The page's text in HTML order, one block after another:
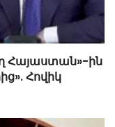
Հայաստան»-ին
Հովիկ